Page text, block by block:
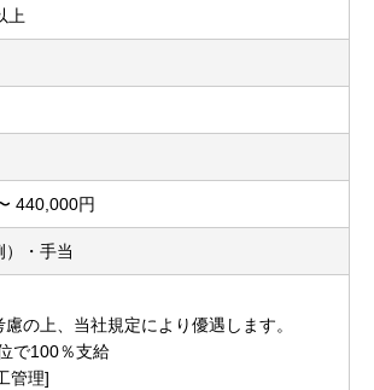
上
440,000円
）・手当
の上、当社規定により優遇します。
で100％支給
管理]